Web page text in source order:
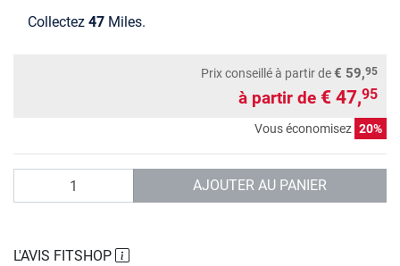
Collectez 47 Miles.
Prix conseilléà partir de€ 59,95
à partir de € 47,95
Vous économisez 20%
AJOUTER AU PANIER
L'AVIS FITSHOP